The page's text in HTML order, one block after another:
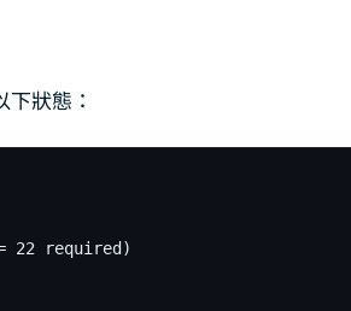
狀態：
22 required)